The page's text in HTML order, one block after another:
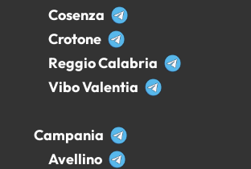
Cosenza
Crotone
Reggio Calabria
Vibo Valentia
Campania
Avellino